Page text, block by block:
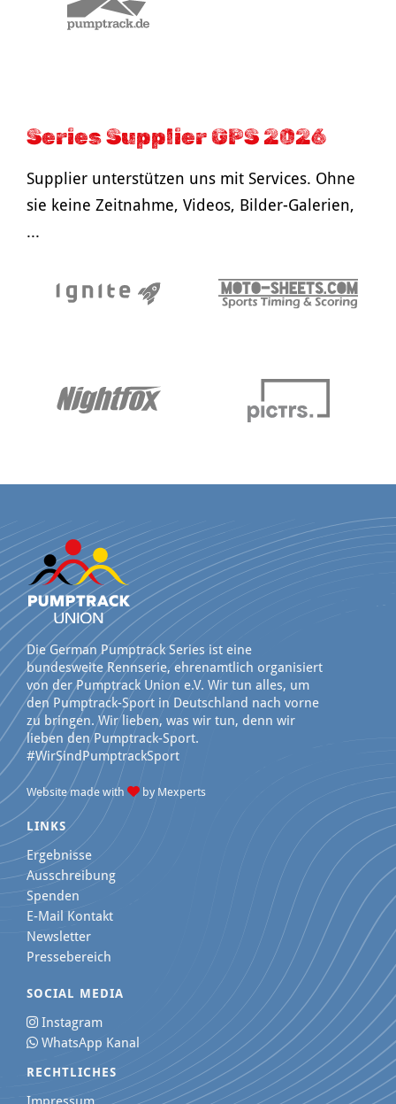
Series Supplier GPS 2026
Supplier unterstützen uns mit Services. Ohne
sie keine Zeitnahme, Videos, Bilder-Galerien,
...
Die German Pumptrack Series ist eine
bundesweite Rennserie, ehrenamtlich organisiert
von der Pumptrack Union e.V. Wir tun alles, um
den Pumptrack-Sport in Deutschland nach vorne
zu bringen. Wir lieben, was wir tun, denn wir
lieben den Pumptrack-Sport.
#WirSindPumptrackSport
Website made with  by Mexperts
LINKS
Ergebnisse
Ausschreibung
Spenden
E-Mail Kontakt
Newsletter
Pressebereich
SOCIAL MEDIA
 Instagram
 WhatsApp Kanal
RECHTLICHES